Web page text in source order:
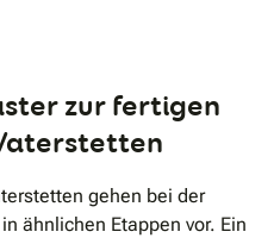
zur fertigen
gehen bei der
ähnlichen Etappen vor. Ein